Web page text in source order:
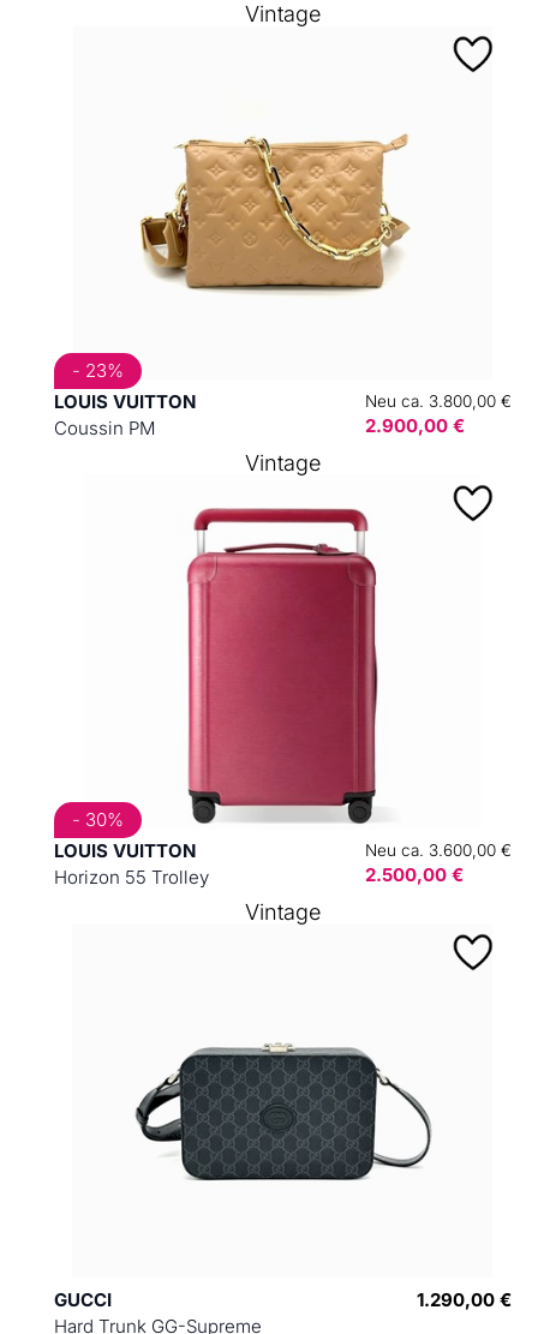
LOUIS VUITTON
Coussin PM
Neu ca. 3.800,00 €
2.900,00 €
- 23%
Vintage
LOUIS VUITTON
Horizon 55 Trolley
Neu ca. 3.600,00 €
2.500,00 €
- 30%
Vintage
GUCCI
Hard Trunk GG-Supreme
1.290,00 €
Vintage